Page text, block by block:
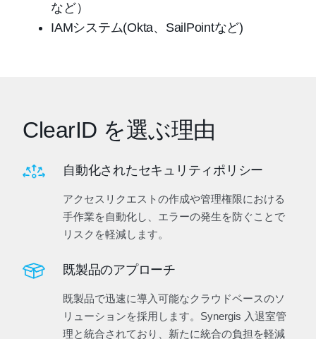
など）
IAMシステム(Okta、SailPointなど)
ClearID を選ぶ理由
自動化されたセキュリティポリシー
アクセスリクエストの作成や管理権限における
手作業を自動化し、エラーの発生を防ぐことで
リスクを軽減します。
既製品のアプローチ
既製品で迅速に導入可能なクラウドベースのソ
リューションを採用します。Synergis 入退室管
理と統合されており、新たに統合の負担を軽減